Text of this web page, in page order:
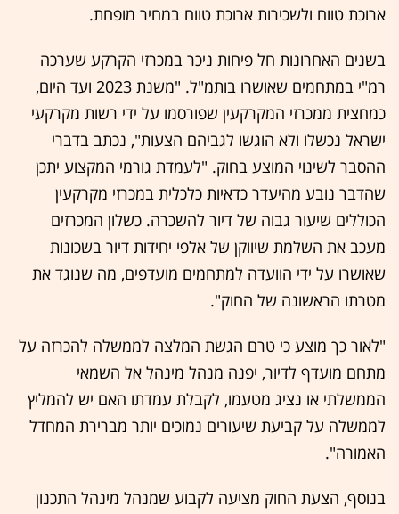
ארוכת טווח ולשכירות ארוכת טווח במחיר מופחת.
בשנים האחרונות חל פיחות ניכר במכרזי הקרקע שערכה
רמ"י במתחמים שאושרו בותמ"ל. "משנת 2023 ועד היום,
כמחצית ממכרזי המקרקעין שפורסמו על ידי רשות מקרקעי
ישראל נכשלו ולא הוגשו לגביהם הצעות", נכתב בדברי
ההסבר לשינוי המוצע בחוק. "לעמדת גורמי המקצוע יתכן
שהדבר נובע מהיעדר כדאיות כלכלית במכרזי מקרקעין
הכוללים שיעור גבוה של דיור להשכרה. כשלון המכרזים
מעכב את השלמת שיווקן של אלפי יחידות דיור בשכונות
שאושרו על ידי הוועדה למתחמים מועדפים, מה שנוגד את
מטרתו הראשונה של החוק".
"לאור כך מוצע כי טרם הגשת המלצה לממשלה להכרזה על
מתחם מועדף לדיור, יפנה מנהל מינהל אל השמאי
הממשלתי או נציג מטעמו, לקבלת עמדתו האם יש להמליץ
לממשלה על קביעת שיעורים נמוכים יותר מברירת המחדל
האמורה".
בנוסף, הצעת החוק מציעה לקבוע שמנהל מינהל התכנון